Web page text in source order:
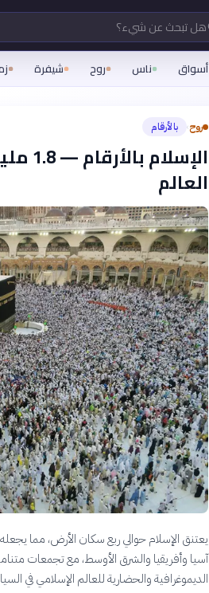
هل تبحث عن شيء؟
أسواق ناس روح شيفرة
روح› بالأرقام
العالم
يعتنق الإسلام حوالي ربع سكان الأرض، مما يجعله
آسيا وأفريقيا والشرق الأوسط، مع تجمعات
الديموغرافية والحضارية للعالم الإسلامي في